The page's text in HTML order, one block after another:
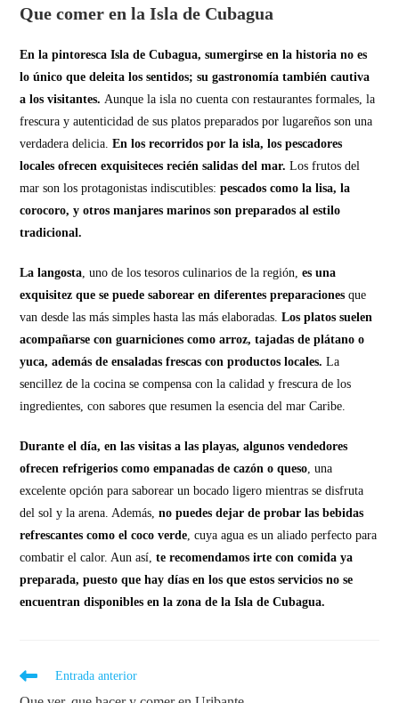
Que comer en la Isla de Cubagua
En la pintoresca Isla de Cubagua, sumergirse en la historia no es
lo único que deleita los sentidos; su gastronomía también cautiva
a los visitantes.Aunque la isla no cuenta con restaurantes formales, la
frescura y autenticidad de sus platos preparados por lugareños son una
verdadera delicia. En los recorridos por la isla, los pescadores
locales ofrecen exquisiteces recién salidas del mar. Los frutos del
mar son los protagonistas indiscutibles:pescados como la lisa, la
corocoro, y otros manjares marinos son preparados al estilo
tradicional.
La langosta, uno de los tesoros culinarios de la región,es una
exquisitez que se puede saborear en diferentes preparacionesque
van desde las más simples hasta las más elaboradas. Los platos suelen
acompañarse con guarniciones como arroz, tajadas de plátano o
yuca, además de ensaladas frescas con productos locales. La
sencillez de la cocina se compensa con la calidad y frescura de los
ingredientes, con sabores que resumen la esencia del mar Caribe.
Durante el día, en las visitas a las playas, algunos vendedores
ofrecen refrigerios como empanadas de cazón o queso, una
excelente opción para saborear un bocado ligero mientras se disfruta
del sol y la arena. Además, no puedes dejar de probar las bebidas
refrescantes como el coco verde, cuya agua es un aliado perfecto para
combatir el calor. Aun así, te recomendamos irte con comida ya
preparada, puesto que hay días en los que estos servicios no se
encuentran disponibles en la zona de la Isla de Cubagua.
Entrada anterior